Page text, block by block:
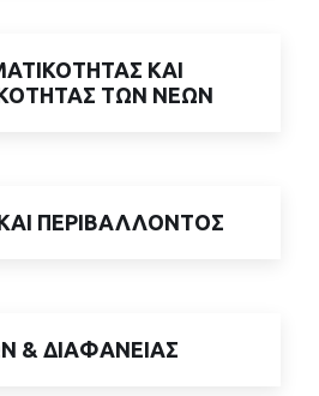
ΚΑΙ
ΤΩΝ ΝΕΩΝ
ΠΕΡΙΒΑΛΛΟΝΤΟΣ
& ΔΙΑΦΑΝΕΙΑΣ